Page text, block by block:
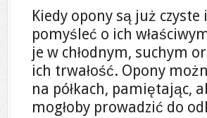
Kiedy opony są już
pomyśleć o ich
je w chłodnym, suchym
ich trwałość. Opony
na półkach, pamiętając,
mogłoby prowadzić do